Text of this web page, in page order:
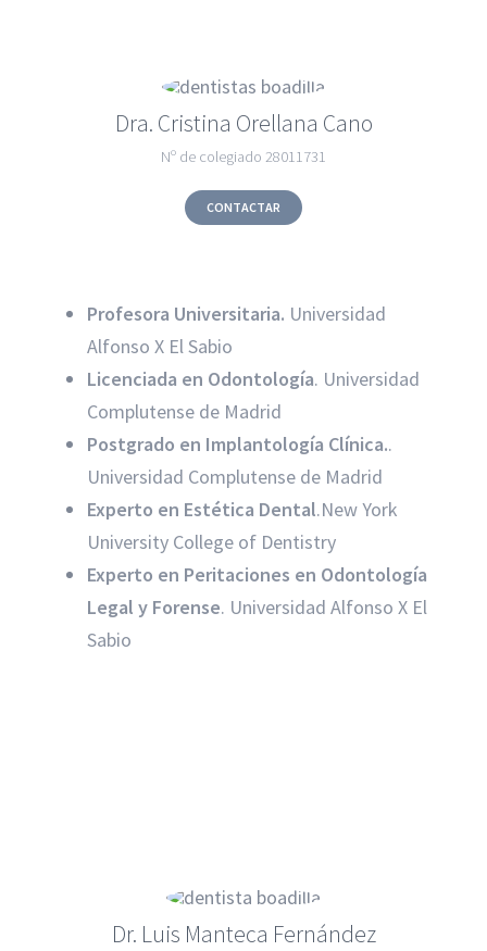
Dra. Cristina Orellana Cano
Nº de colegiado 28011731
CONTACTAR
Profesora Universitaria. Universidad
Alfonso X El Sabio
Licenciada en Odontología. Universidad
Complutense de Madrid
Postgrado en Implantología Clínica..
Universidad Complutense de Madrid
Experto en Estética Dental.New York
University College of Dentistry
Experto en Peritaciones en Odontología
Legal y Forense. Universidad Alfonso X El
Sabio
Dr. Luis Manteca Fernández